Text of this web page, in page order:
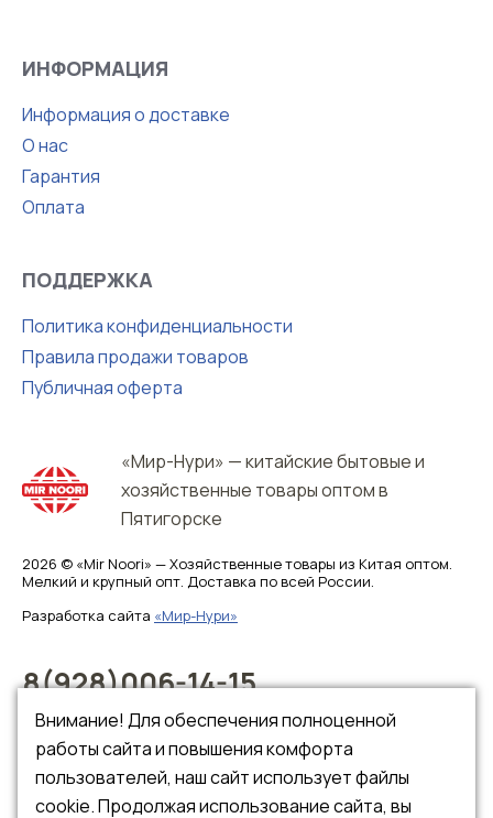
«Мир-Нури» — китайские бытовые и
хозяйственные товары оптом в
Пятигорске
2026 © «Mir Noori» — Хозяйственные товары из Китая оптом.
Мелкий и крупный опт. Доставка по всей России.
Разработка сайта «Мир-Нури»
ИНФОРМАЦИЯ
Информация о доставке
О нас
Гарантия
Оплата
ПОДДЕРЖКА
Политика конфиденциальности
Правила продажи товаров
Публичная оферта
8(928)006-14-15
8(928)006-14-16
Внимание! Для обеспечения полноценной
работы сайта и повышения комфорта
пользователей, наш сайт использует файлы
cookie. Продолжая использование сайта, вы